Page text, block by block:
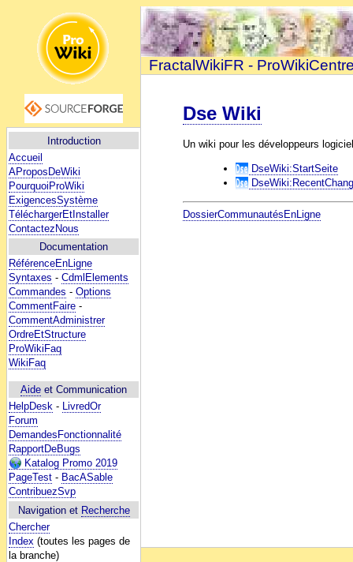
Introduction
Accueil
AProposDeWiki
PourquoiProWiki
ExigencesSystème
TéléchargerEtInstaller
ContactezNous
Documentation
RéférenceEnLigne
Syntaxes - CdmlElements
Commandes - Options
CommentFaire -
CommentAdministrer
OrdreEtStructure
ProWikiFaq
WikiFaq
Aide et Communication
HelpDesk - LivredOr
Forum
DemandesFonctionnalité
RapportDeBugs
Katalog Promo 2019
PageTest - BacASable
ContribuezSvp
Navigation et Recherche
Chercher
Index (toutes les pages de
la branche)
FractalWikiFR -
Dse Wiki
Un wiki pour les développeurs
DseWiki:StartSeite
DossierCommunautésEnLigne